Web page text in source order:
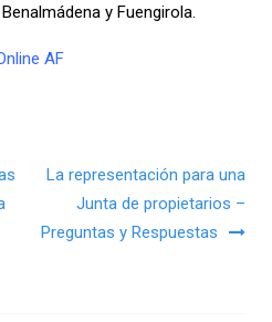
y Fuengirola.
AF
de entradas
La representación para una
Junta de propietarios –
Preguntas y Respuestas